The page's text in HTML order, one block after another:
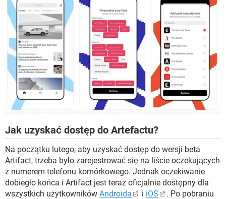
Jak uzyskać dostęp do Artefactu?
Na początku lutego, aby uzyskać dostęp do wersji beta
Artifact, trzeba było zarejestrować się na liście oczekujących
z numerem telefonu komórkowego. Jednak oczekiwanie
dobiegło końca i Artifact jest teraz oficjalnie dostępny dla
wszystkich użytkowników Androida i iOS
. Po pobraniu